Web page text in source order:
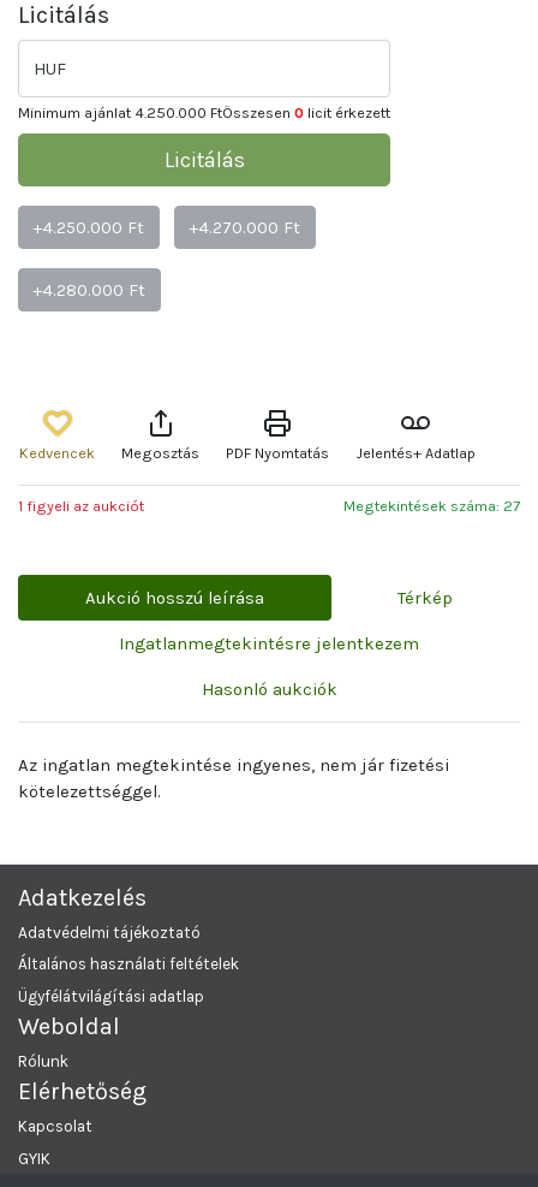
Licitálás
HUF
Minimum ajánlat 4.250.000 FtÖsszesen 0 licit érkezett
Licitálás
+4.250.000 Ft +4.270.000 Ft
+4.280.000 Ft
Kedvencek Megosztás PDF Nyomtatás Jelentés+ Adatlap
1 figyeli az aukciót Megtekintések száma: 27
Aukció hosszú leírása Térkép
Ingatlanmegtekintésre jelentkezem
Hasonló aukciók
Az ingatlan megtekintése ingyenes, nem jár fizetési
kötelezettséggel.
Adatkezelés
Adatvédelmi tájékoztató
Általános használati feltételek
Ügyfélátvilágítási adatlap
Weboldal
Rólunk
Elérhetőség
Kapcsolat
GYIK